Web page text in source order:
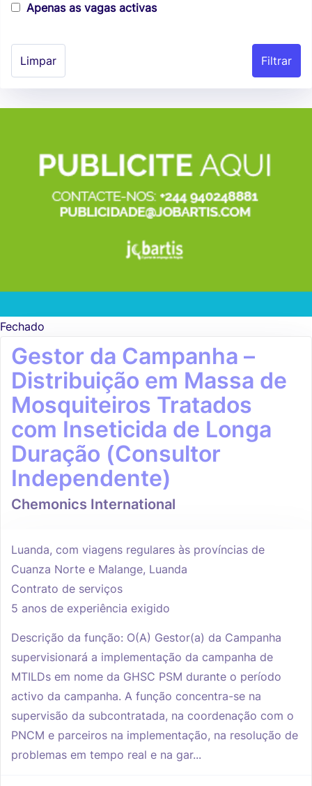
Apenas as vagas activas
Limpar
Fechado
Gestor da Campanha –
Distribuição em Massa de
Mosquiteiros Tratados
com Inseticida de Longa
Duração (Consultor
Independente)
Chemonics International
Luanda, com viagens regulares às províncias de
Cuanza Norte e Malange, Luanda
Contrato de serviços
5 anos de experiência exigido
Descrição da função: O(A) Gestor(a) da Campanha
supervisionará a implementação da campanha de
MTILDs em nome da GHSC PSM durante o período
activo da campanha. A função concentra-se na
supervisão da subcontratada, na coordenação com o
PNCM e parceiros na implementação, na resolução de
problemas em tempo real e na gar...